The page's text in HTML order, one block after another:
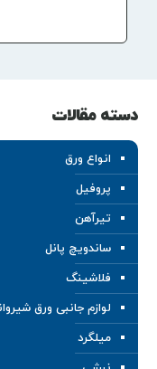
دسته مقالات
انواع ورق
پروفیل
تیرآهن
ساندویچ پانل
فلاشینگ
لوازم جانبی ورق
میلگرد